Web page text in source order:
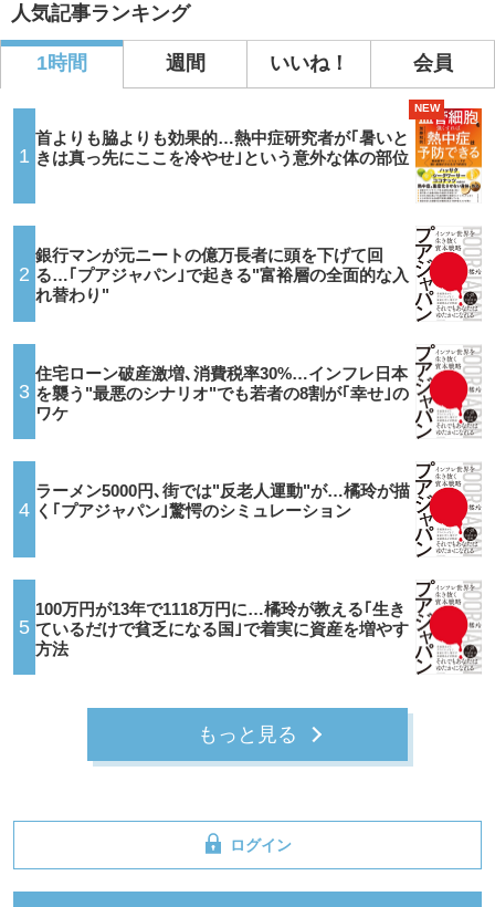
人気記事ランキング
1時間 週間 いいね！ 会員
1
首よりも脇よりも効果的…熱中症研究者が｢暑いと
きは真っ先にここを冷やせ｣という意外な体の部位
NEW
2
銀行マンが元ニートの億万長者に頭を下げて回
る…｢プアジャパン｣で起きる"富裕層の全面的な入
れ替わり"
3
住宅ローン破産激増､消費税率30%…インフレ日本
を襲う"最悪のシナリオ"でも若者の8割が｢幸せ｣の
ワケ
4
ラーメン5000円､街では"反老人運動"が…橘玲が描
く｢プアジャパン｣驚愕のシミュレーション
5
100万円が13年で1118万円に…橘玲が教える｢生き
ているだけで貧乏になる国｣で着実に資産を増やす
方法
もっと見る
ログイン